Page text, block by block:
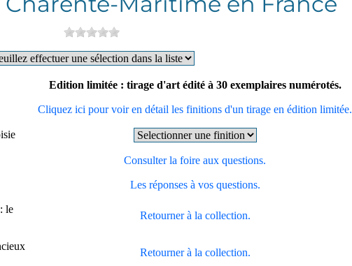
Edition limitée : tirage d'art édité à 30 exemplaires numérotés.
Cliquez ici pour voir en détail les finitions d'un tirage en édition limitée.
Consulter la foire aux questions.
Les réponses à vos questions.
le
Retourner à la collection.
Retourner à la collection.